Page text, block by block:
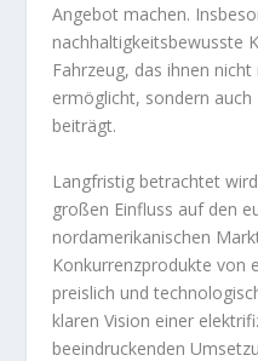
Angebot machen.
nachhaltigkeitsbewusste
Fahrzeug, das ihnen
ermöglicht, sondern auch
beiträgt.
Langfristig betrachtet
großen Einfluss auf den
nordamerikanischen
Konkurrenzprodukte von
preislich und
klaren Vision einer
beeindruckenden